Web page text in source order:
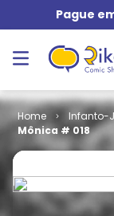
Pague
Infanto-
Mônica # 018